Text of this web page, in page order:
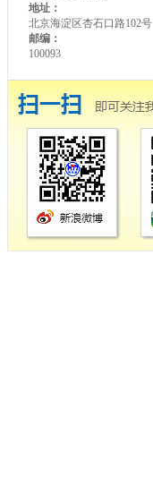
地址：
北京海淀区杏石口路102号
邮编：
100093